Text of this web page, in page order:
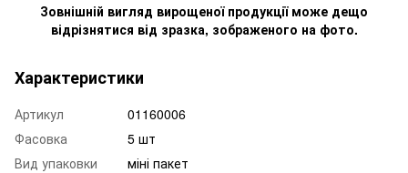
Зовнішній вигляд вирощеної продукції може дещо
відрізнятися від зразка, зображеного на фото.
Характеристики
Артикул
01160006
Фасовка
5 шт
Вид упаковки
міні пакет